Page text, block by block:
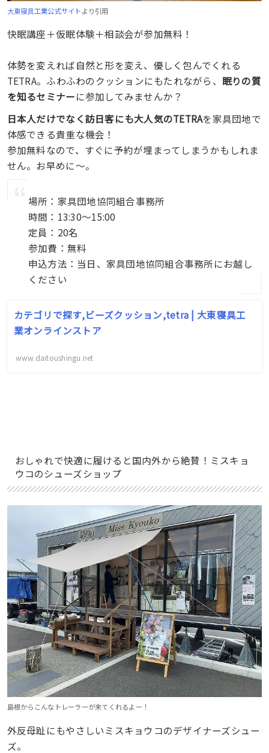
大東寝具工業公式サイトより引用
快眠講座＋仮眠体験＋相談会が参加無料！
体勢を変えれば自然と形を変え、優しく包んでくれる
TETRA。ふわふわのクッションにもたれながら、 眠りの質
を知るセミナーに参加してみませんか？
日本人だけでなく訪日客にも大人気のTETRAを家具団地で
体感できる貴重な機会！
参加無料なので、すぐに予約が埋まってしまうかもしれま
せん。お早めに〜。
場所：家具団地協同組合事務所
時間：13:30〜15:00
定員：20名
参加費：無料
申込方法：当日、家具団地協同組合事務所にお越し
ください
カテゴリで探す,ビーズクッション,tetra | 大東寝具工
業オンラインストア
www.daitoushingu.net
おしゃれで快適に履けると国内外から絶賛！ミスキョ
ウコのシューズショップ
島根からこんなトレーラーが来てくれるよー！
外反母趾にもやさしいミスキョウコのデザイナーズシュー
ズ。